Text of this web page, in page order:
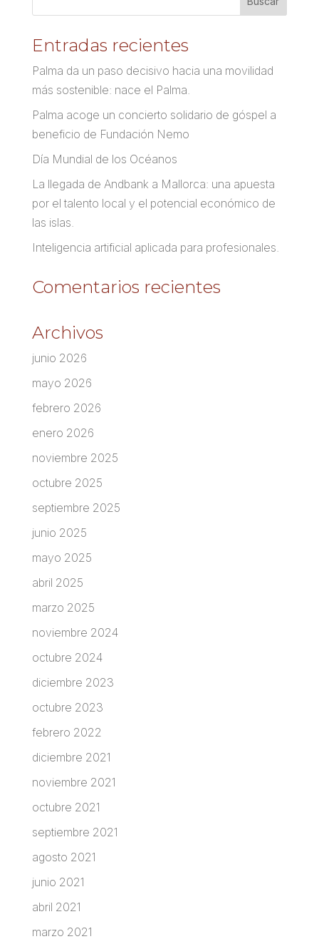
Entradas recientes
Palma da un paso decisivo hacia una movilidad
más sostenible: nace el Palma.
Palma acoge un concierto solidario de góspel a
beneficio de Fundación Nemo
Día Mundial de los Océanos
La llegada de Andbank a Mallorca: una apuesta
por el talento local y el potencial económico de
las islas.
Inteligencia artificial aplicada para profesionales.
Comentarios recientes
Archivos
junio 2026
mayo 2026
febrero 2026
enero 2026
noviembre 2025
octubre 2025
septiembre 2025
junio 2025
mayo 2025
abril 2025
marzo 2025
noviembre 2024
octubre 2024
diciembre 2023
octubre 2023
febrero 2022
diciembre 2021
noviembre 2021
octubre 2021
septiembre 2021
agosto 2021
junio 2021
abril 2021
marzo 2021